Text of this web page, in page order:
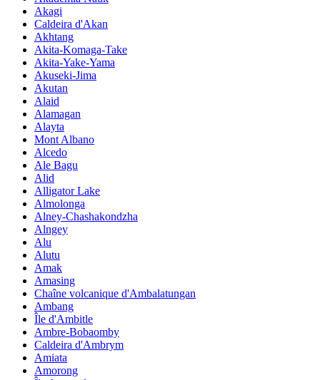
Akagi
Caldeira d'Akan
Akhtang
Akita-Komaga-Take
Akita-Yake-Yama
Akuseki-Jima
Akutan
Alaid
Alamagan
Alayta
Mont Albano
Alcedo
Ale Bagu
Alid
Alligator Lake
Almolonga
Alney-Chashakondzha
Alngey
Alu
Alutu
Amak
Amasing
Chaîne volcanique d'Ambalatungan
Ambang
Île d'Ambitle
Ambre-Bobaomby
Caldeira d'Ambrym
Amiata
Amorong